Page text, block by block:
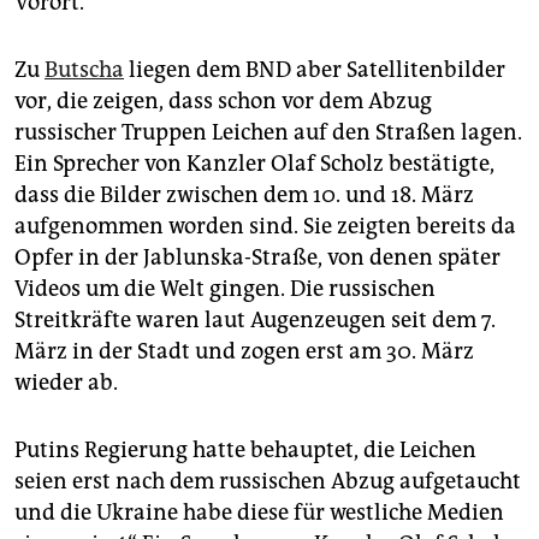
ZuButscha liegen dem BND aber Satellitenbilder
vor, die zeigen, dass schon vor dem Abzug
russischer Truppen Leichen auf den Straßen lagen.
Ein Sprecher von Kanzler Olaf Scholz bestätigte,
dass die Bilder zwischen dem 10. und 18. März
aufgenommen worden sind. Sie zeigten bereits da
Opfer in der Jablunska-Straße, von denen später
Videos um die Welt gingen. Die russischen
Streitkräfte waren laut Augenzeugen seit dem 7.
März in der Stadt und zogen erst am 30. März
wieder ab.
Putins Regierung hatte behauptet, die Leichen
seien erst nach dem russischen Abzug aufgetaucht
und die Ukraine habe diese für westliche Medien